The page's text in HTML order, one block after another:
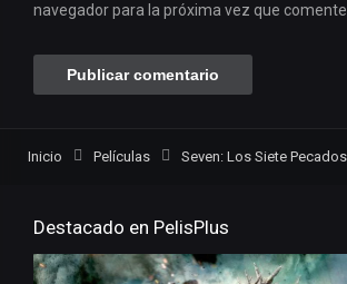
navegador para la próxima vez que
Inicio Películas Seven: Los Siete
Destacado en PelisPlus